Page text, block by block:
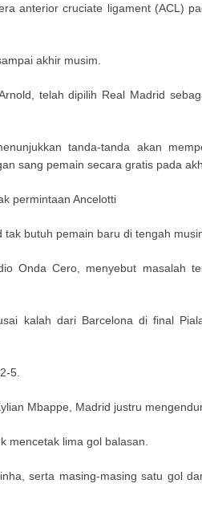
anterior cruciate ligament (ACL)
akhir musim.
telah dipilih Real Madrid
tanda-tanda akan
sang pemain secara gratis pada
permintaan Ancelotti
butuh pemain baru di tengah
Onda Cero, menyebut masalah
kalah dari Barcelona di final
5.
Mbappe, Madrid justru
mencetak lima gol balasan.
serta masing-masing satu gol